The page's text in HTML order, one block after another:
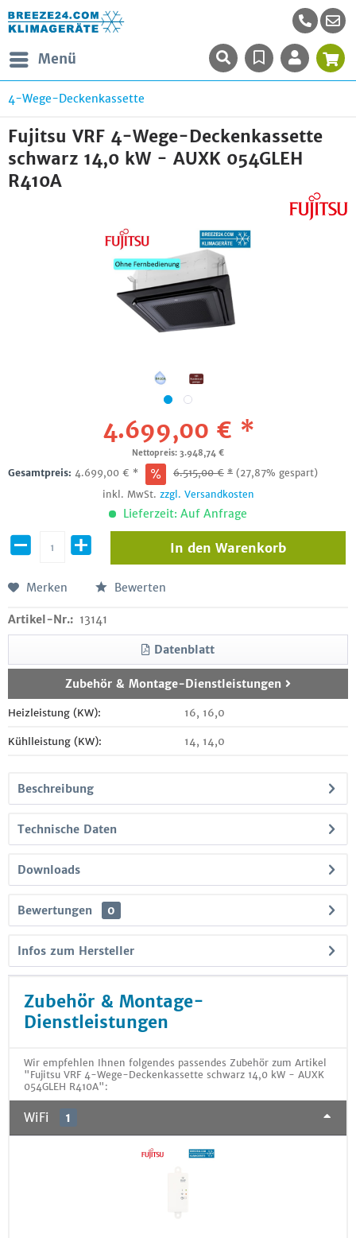
Menü
4-Wege-Deckenkassette
Fujitsu VRF 4-Wege-Deckenkassette
schwarz 14,0 kW - AUXK 054GLEH
R410A
4.699,00 € *
Nettopreis: 3.948,74 €
Gesamtpreis: 4.699,00 € * 6.515,00€ * (27,87% gespart)
inkl. MwSt. zzgl. Versandkosten
Lieferzeit: Auf Anfrage
In den Warenkorb
Merken Bewerten
Artikel-Nr.: 13141
Datenblatt
Zubehör & Montage-Dienstleistungen
Heizleistung (KW): 16, 16,0
Kühlleistung (KW): 14, 14,0
Beschreibung
Technische Daten
Downloads
Bewertungen 0
Infos zum Hersteller
Zubehör & Montage-
Dienstleistungen
Wir empfehlen Ihnen folgendes passendes Zubehör zum Artikel
"Fujitsu VRF 4-Wege-Deckenkassette schwarz 14,0 kW - AUXK
054GLEH R410A":
WiFi 1